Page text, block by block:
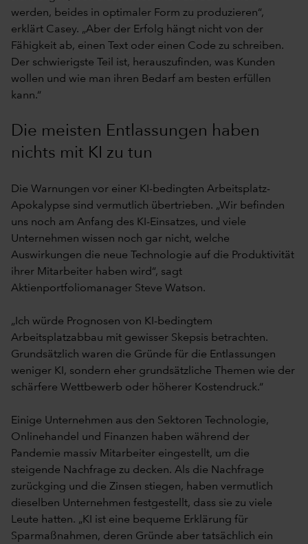
werden, beides in optimaler Form zu produzieren“,
erklärt Casey. „Aber der Erfolg hängt nicht von der
Fähigkeit ab, einen Text oder einen Code zu schreiben.
Der schwierigste Teil ist, herauszufinden, was Kunden
wollen und wie man ihren Bedarf am besten erfüllen
kann.“
Die meisten Entlassungen haben
nichts mit KI zu tun
Die Warnungen vor einer KI-bedingten Arbeitsplatz-
Apokalypse sind vermutlich übertrieben. „Wir befinden
uns noch am Anfang des KI-Einsatzes, und viele
Unternehmen wissen noch gar nicht, welche
Auswirkungen die neue Technologie auf die Produktivität
ihrer Mitarbeiter haben wird“, sagt
Aktienportfoliomanager Steve Watson.
„Ich würde Prognosen von KI-bedingtem
Arbeitsplatzabbau mit gewisser Skepsis betrachten.
Grundsätzlich waren die Gründe für die Entlassungen
weniger KI, sondern eher grundsätzliche Themen wie der
schärfere Wettbewerb oder höherer Kostendruck.“
Einige Unternehmen aus den Sektoren Technologie,
Onlinehandel und Finanzen haben während der
Pandemie massiv Mitarbeiter eingestellt, um die
steigende Nachfrage zu decken. Als die Nachfrage
zurückging und die Zinsen stiegen, haben vermutlich
dieselben Unternehmen festgestellt, dass sie zu viele
Leute hatten. „KI ist eine bequeme Erklärung für
Sparmaßnahmen, deren Gründe aber tatsächlich ein